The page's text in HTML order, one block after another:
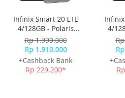
Infinix Smart 20 LTE
4/128GB - Polaris
Titanium
Rp 1.999.000
Rp 1.910.000
+Cashback Bank
Rp 229.200*
4/